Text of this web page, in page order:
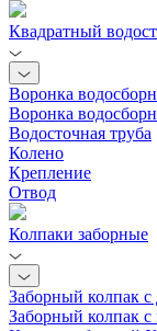
Квадратный
Воронка
Воронка
Водосточная труба
Колено
Крепление
Отвод
Колпаки заборные
Заборный колпак
Заборный колпак